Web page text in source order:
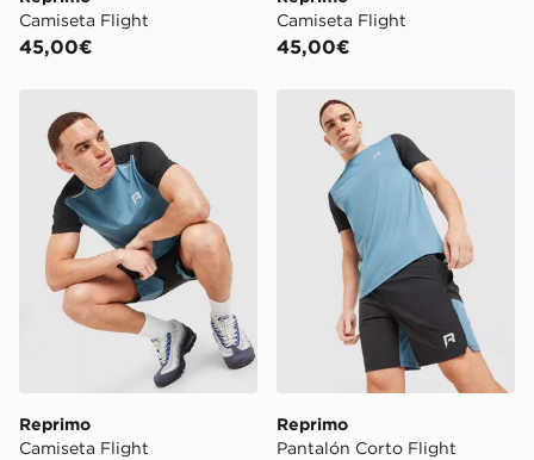
Camiseta Flight
45,00€
Camiseta Flight
45,00€
Reprimo
Camiseta Flight
Reprimo Pantalón Corto
Reprimo
Pantalón Corto Flight